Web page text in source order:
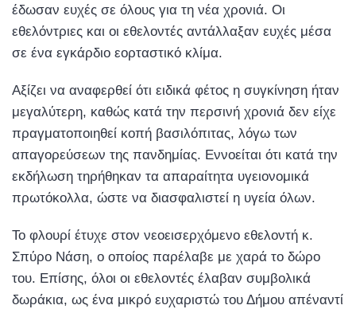
έδωσαν ευχές σε όλους για τη νέα χρονιά. Οι
εθελόντριες και οι εθελοντές αντάλλαξαν ευχές μέσα
σε ένα εγκάρδιο εορταστικό κλίμα.
Αξίζει να αναφερθεί ότι ειδικά φέτος η συγκίνηση ήταν
μεγαλύτερη, καθώς κατά την περσινή χρονιά δεν είχε
πραγματοποιηθεί κοπή βασιλόπιτας, λόγω των
απαγορεύσεων της πανδημίας. Εννοείται ότι κατά την
εκδήλωση τηρήθηκαν τα απαραίτητα υγειονομικά
πρωτόκολλα, ώστε να διασφαλιστεί η υγεία όλων.
Το φλουρί έτυχε στον νεοεισερχόμενο εθελοντή κ.
Σπύρο Νάση, ο οποίος παρέλαβε με χαρά το δώρο
του. Επίσης, όλοι οι εθελοντές έλαβαν συμβολικά
δωράκια, ως ένα μικρό ευχαριστώ του Δήμου απέναντί